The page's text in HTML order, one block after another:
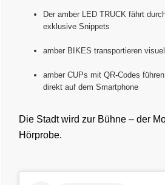
Der amber LED TRUCK fährt
exklusive Snippets
amber BIKES transportieren
amber CUPs mit QR-Codes
direkt auf dem Smartphone
Die Stadt wird zur Bühne – der
Hörprobe.